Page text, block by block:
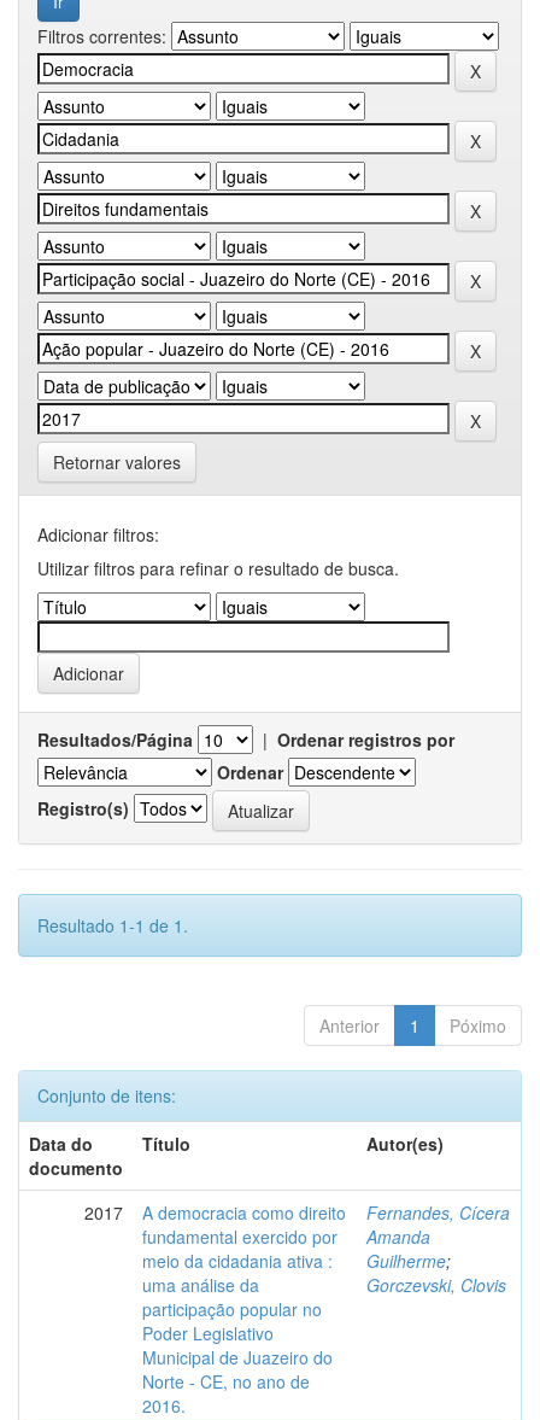
Filtros correntes:
Retornar valores
Adicionar filtros:
Utilizar filtros para refinar o resultado de busca.
Resultados/Página | Ordenar registros por
Ordenar
Registro(s)
Resultado 1-1 de 1.
Anterior 1 Póximo
Conjunto de itens:
Data do
documento
Título Autor(es)
2017
A democracia como direito
fundamental exercido por
meio da cidadania ativa :
uma análise da
participação popular no
Poder Legislativo
Municipal de Juazeiro do
Norte - CE, no ano de
2016.
Fernandes, Cícera
Amanda
Guilherme;
Gorczevski, Clovis